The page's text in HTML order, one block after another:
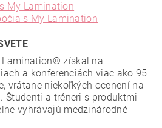
My Lamination
s My Lamination
získal na
a konferenciách viac ako 95
vrátane niekoľkých ocenení na
Študenti a tréneri s produktmi
vyhrávajú medzinárodné